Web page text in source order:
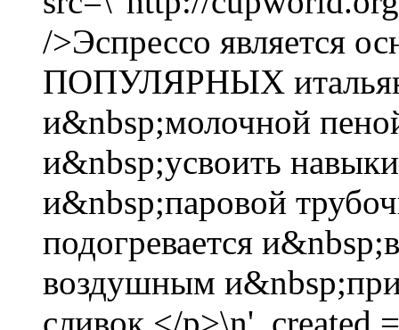
/>Эспрессо является
ПОПУЛЯРНЫХ
и&nbsp;молочной
и&nbsp;усвоить
и&nbsp;паровой
подогревается
воздушным